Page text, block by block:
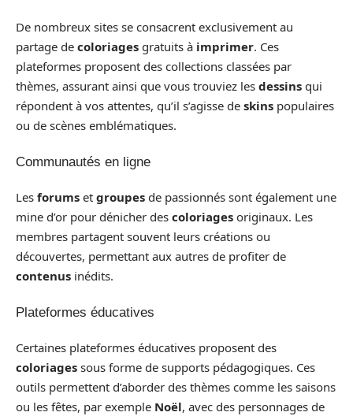
De nombreux sites se consacrent exclusivement au
partage de coloriages gratuits à imprimer. Ces
plateformes proposent des collections classées par
thèmes, assurant ainsi que vous trouviez les dessins qui
répondent à vos attentes, qu’il s’agisse de skins populaires
ou de scènes emblématiques.
Communautés en ligne
Les forums et groupes de passionnés sont également une
mine d’or pour dénicher des coloriages originaux. Les
membres partagent souvent leurs créations ou
découvertes, permettant aux autres de profiter de
contenus inédits.
Plateformes éducatives
Certaines plateformes éducatives proposent des
coloriages sous forme de supports pédagogiques. Ces
outils permettent d’aborder des thèmes comme les saisons
ou les fêtes, par exemple Noël, avec des personnages de